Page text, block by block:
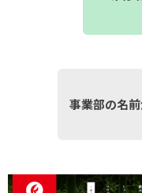
事業部の名